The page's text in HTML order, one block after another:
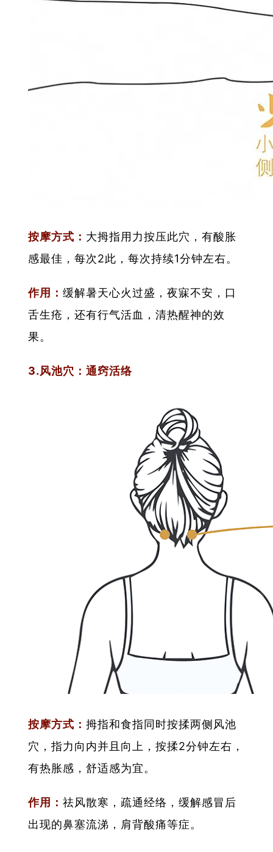
按摩方式： 大拇指用力按压此穴，有酸胀
感最佳，每次2此，每次持续1分钟左右。
作用：缓解暑天心火过盛，夜寐不安，口
舌生疮，还有行气活血，清热醒神的效
果。
3.风池穴：通窍活络
按摩方式：拇指和食指同时按揉两侧风池
穴，指力向内并且向上，按揉2分钟左右，
有热胀感，舒适感为宜。
作用：祛风散寒，疏通经络，缓解感冒后
出现的鼻塞流涕，肩背酸痛等症。